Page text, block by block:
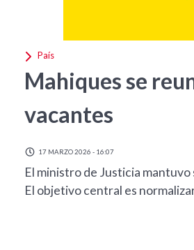
País
Mahiques se
vacantes
17 MARZO 2026 - 16:07
El ministro de Justicia
El objetivo central es